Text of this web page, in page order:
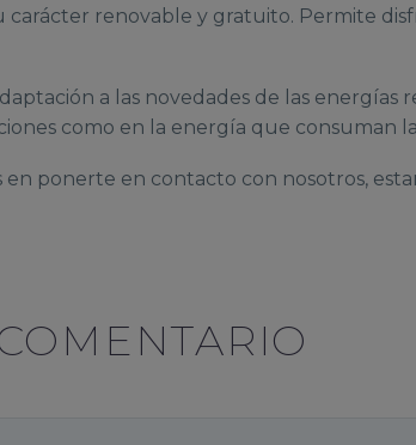
carácter renovable y gratuito. Permite
a las novedades de las
como en la energía que consuman
ponerte en contacto con nosotros,